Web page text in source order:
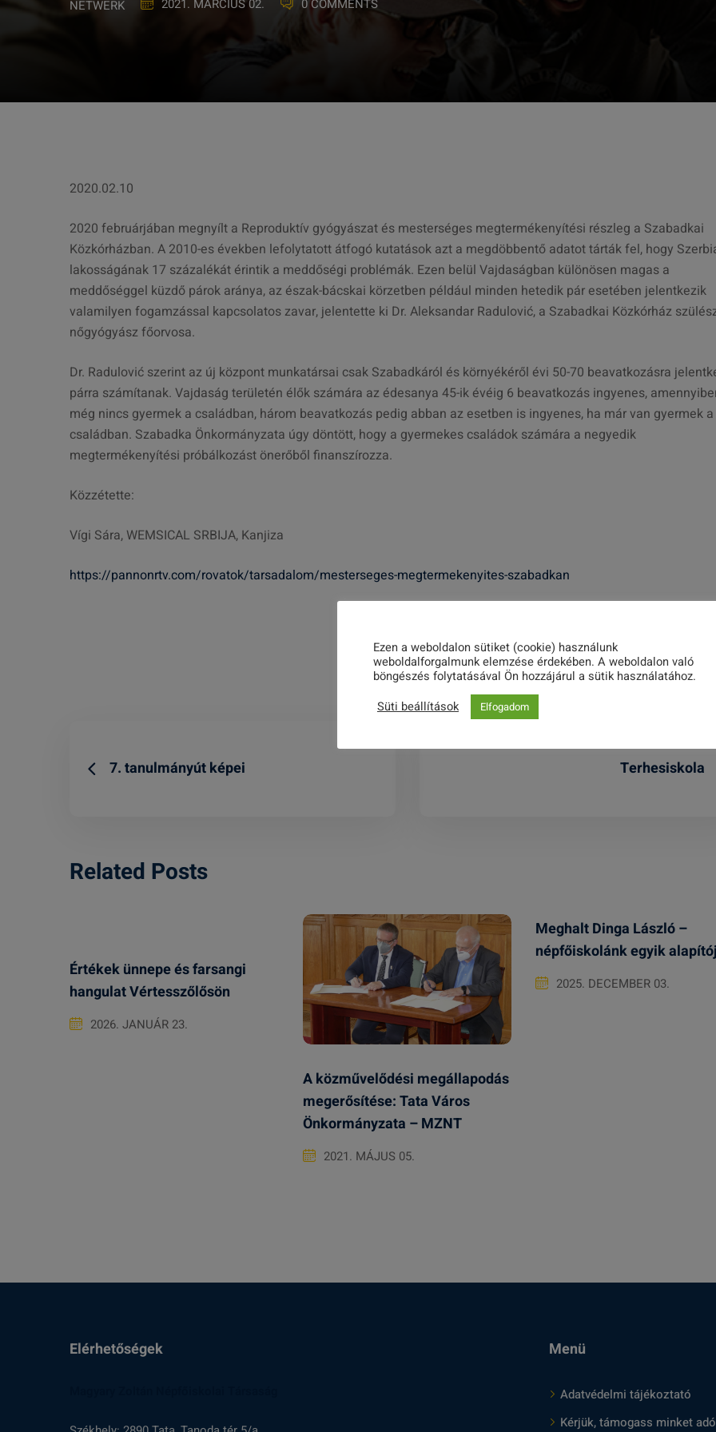
NETWERK 2021. MÁRCIUS 02. 0 COMMENTS
2020.02.10
2020 februárjában megnyílt a Reproduktív gyógyászat és mesterséges megtermékenyítési részleg a Szabadkai
Közkórházban. A 2010-es években lefolytatott átfogó kutatások azt a megdöbbentő adatot tárták fel, hogy
lakosságának 17 százalékát érintik a meddőségi problémák. Ezen belül Vajdaságban különösen magas a
meddőséggel küzdő párok aránya, az észak-bácskai körzetben például minden hetedik pár esetében jelentkezik
valamilyen fogamzással kapcsolatos zavar, jelentette ki Dr. Aleksandar Radulović, a Szabadkai Közkórház
nőgyógyász főorvosa.
Dr. Radulović szerint az új központ munkatársai csak Szabadkáról és környékéről évi 50-70 beavatkozásra
párra számítanak. Vajdaság területén élők számára az édesanya 45-ik évéig 6 beavatkozás ingyenes,
még nincs gyermek a családban, három beavatkozás pedig abban az esetben is ingyenes, ha már van gyermek a
családban. Szabadka Önkormányzata úgy döntött, hogy a gyermekes családok számára a negyedik
megtermékenyítési próbálkozást önerőből finanszírozza.
Közzétette:
Vígi Sára, WEMSICAL SRBIJA, Kanjiza
https://pannonrtv.com/rovatok/tarsadalom/mesterseges-megtermekenyites-szabadkan
Share this post
7. tanulmányút képei Terhesiskola
Related Posts
Értékek ünnepe és farsangi
hangulat Vértesszőlősön
2026. JANUÁR 23.
A közművelődési megállapodás
megerősítése: Tata Város
Önkormányzata – MZNT
2021. MÁJUS 05.
Meghalt Dinga László –
népfőiskolánk egyik
2025. DECEMBER 03.
Elérhetőségek Menü
Adatvédelmi tájékoztató
Kérjük, támogass minket
Ezen a weboldalon sütiket (cookie) használunk
weboldalforgalmunk elemzése érdekében. A weboldalon való
böngészés folytatásával Ön hozzájárul a sütik használatához.
Süti beállítások
Elfogadom